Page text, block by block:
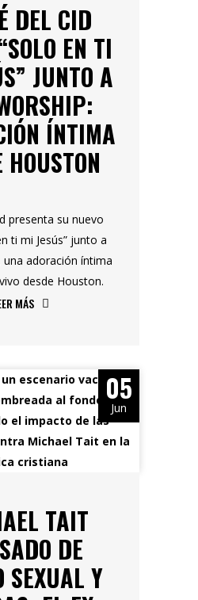
DEL CID
EN TI
JUNTO A
ÍNTIMA
HOUSTON
presenta su nuevo
ti mi Jesús” junto a
una adoración íntima
desde Houston.
MÁS
05
Jun
TAIT
DE
SEXUAL Y